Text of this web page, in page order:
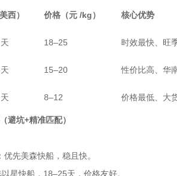
西） 价格（元 /kg） 核心优势
18–25 时效最快、旺
15–20 性价比高、华
8–12 价格最低、大
避坑+精准匹配）
先美森快船，稳且快。
星快船，18–25天，价格友好。